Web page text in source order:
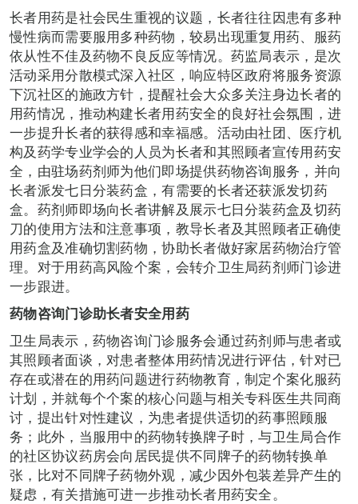
长者用药是社会民生重视的议题，长者往往因患有多种
慢性病而需要服用多种药物，较易出现重复用药、服药
依从性不佳及药物不良反应等情况。药监局表示，是次
活动采用分散模式深入社区，响应特区政府将服务资源
下沉社区的施政方针，提醒社会大众多关注身边长者的
用药情况，推动构建长者用药安全的良好社会氛围，进
一步提升长者的获得感和幸福感。活动由社团、医疗机
构及药学专业学会的人员为长者和其照顾者宣传用药安
全，由驻场药剂师为他们即场提供药物咨询服务，并向
长者派发七日分装药盒，有需要的长者还获派发切药
盒。药剂师即场向长者讲解及展示七日分装药盒及切药
刀的使用方法和注意事项，教导长者及其照顾者正确使
用药盒及准确切割药物，协助长者做好家居药物治疗管
理。对于用药高风险个案，会转介卫生局药剂师门诊进
一步跟进。
药物咨询门诊助长者安全用药
卫生局表示，药物咨询门诊服务会通过药剂师与患者或
其照顾者面谈，对患者整体用药情况进行评估，针对已
存在或潜在的用药问题进行药物教育，制定个案化服药
计划，并就每个个案的核心问题与相关专科医生共同商
讨，提出针对性建议，为患者提供适切的药事照顾服
务；此外，当服用中的药物转换牌子时，与卫生局合作
的社区协议药房会向居民提供不同牌子的药物转换单
张，比对不同牌子药物外观，减少因外包装差异产生的
疑虑，有关措施可进一步推动长者用药安全。